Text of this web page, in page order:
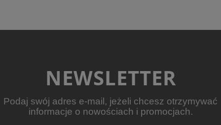
NEWSLETTER
Podaj swój adres e-mail, jeżeli chcesz otrzymywać
informacje o nowościach i promocjach.